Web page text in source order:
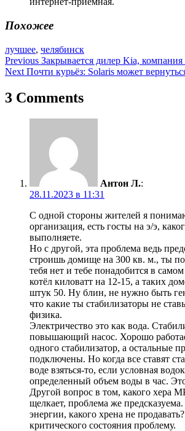
Похожее
лучшее, челябинск
Навигация
по
записям
Previous Закрывается дилер Kia,
Next Почти курьёз: Solaris может
3 Comments
Антон Л.:
28.11.2023 в 11:31
С одной стороны жителей я
организация, есть госты на э/э,
выполняете.
Но с другой, эта проблема ведь
строишь домище на 300 кв. м., ты
тебя нет и тебе понадобится в
котёл киловатт на 12-15, а таких
штук 50. Ну блин, не нужно быть
что какие ты стабилизаторы не
физика.
Электричество это как вода.
повышающий насос. Хорошо
одного стабилизатор, а остальные
подключены. Но когда все ставят
воде взяться-то, если условная
определенный объем воды в час.
Другой вопрос в том, какого хера
щелкает, проблема же
энергии, какого хрена не
критического состояния проблему.